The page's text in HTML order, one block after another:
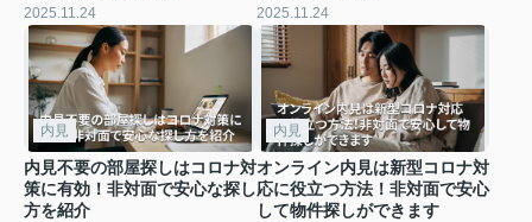
2025.11.24 2025.11.24
内見
内見不要の部屋探しはコロナ対
策に有効！非対面で安心な探し
方を紹介
内見
オンライン内見は新型コロナ対
応に役立つ方法！非対面で安心
して物件探しができます